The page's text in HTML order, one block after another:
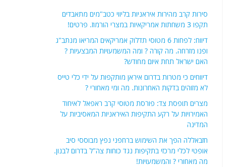
סירות קרב מהירות איראניות בליווי כטב"מים מתאבדים
תקפו 3 משחתות אמריקאיות במצרי הורמוז. פרטים!
דיווח: לפחות 6 מטוסי תדלוק אמריקאים המריאו מנתב"ג
ופנו מזרחה. מה קורה ? ומה המשמעויות המבצעיות ?
האם ישראל תחת איום מחודש?
דיווחים כי מטרות בדרום איראן מותקפות על ידי כלי טייס
לא מזוהים בדקות האחרונות. מה ומי מאחורי ?
מצרים תופסת צד: פורסת מטוסי קרב ראפאל לאיחוד
האמירויות על רקע התקיפות האיראניות המאסיביות על
המדינה
חזבאללה הפך את השימוש ברחפני נפץ מבוססי סיב
אופטי לכלי מרכזי בתקיפות נגד כוחות צה"ל בדרום לבנון.
מה מאחורי ? והמשמעויות!